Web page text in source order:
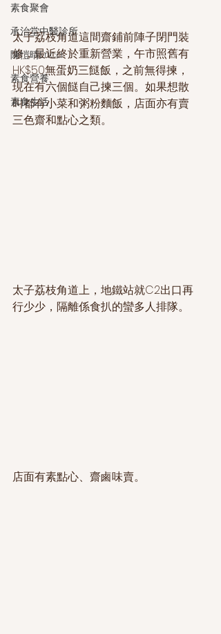
素食聚會
承治堂中醫診所
陳愷晴Erica
素食營養
素食生活
太子荔枝角道這間齋鋪前陣子閉門裝
修，最近終於重新營業，午市照舊有
HK$50無蛋奶三餸飯，之前無得揀，
現在有六個餸自己揀三個。如果想散
叫都有小菜和粥粉麵飯，店面亦有賣
三色齋和點心之類。
太子荔枝角道上，地鐵站就C2出口再
行少少，隔離係食扒的蠻多人排隊。
店面有素點心、齋鹵味賣。